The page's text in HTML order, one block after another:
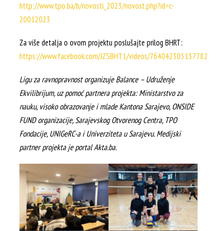
http://www.tpo.ba/b/novosti_2023/novost.php?id=c-
20012023
Za više detalja o ovom projektu poslušajte prilog BHRT:
https://www.facebook.com/JZSBHT1/videos/764042305137782
Ligu za ravnopravnost organizuje Balance – Udruženje
Ekvilibrijum, uz pomoć partnera projekta: Ministarstvo za
nauku, visoko obrazovanje i mlade Kantona Sarajevo, ONSIDE
FUND organizacije, Sarajevskog Otvorenog Centra, TPO
Fondacije, UNIGeRC-a i Univerziteta u Sarajevu. Medijski
partner projekta je portal Akta.ba.